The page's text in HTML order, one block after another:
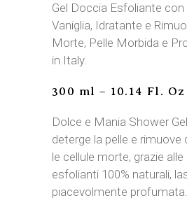
Gel Doccia Esfoliante con
Vaniglia, Idratante e
Morte, Pelle Morbida e
in Italy.
300 ml – 10.14 Fl. Oz
Dolce e Mania Shower
deterge la pelle e
le cellule morte, grazie alle
esfolianti 100% naturali,
piacevolmente